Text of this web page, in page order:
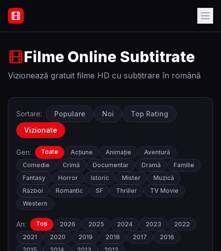
Filme Online Subtitrate - Acasă
Filme Online Subtitrate
Vizionează gratuit filme HD cu subtitrare în română
Sortare: Populare Noi
Top Rating
Vizionate
Gen: Toate Acțiune Animație
Aventură
Comedie
Crimă Documentar Dramă
Familie
Fantasy
Horror Istoric Mister
Muzică
Război
Romantic SF Thriller
TV Movie
Western
An: Toți 2026 2025 2024 2023
2022
2021
2020 2019 2018 2017
2016